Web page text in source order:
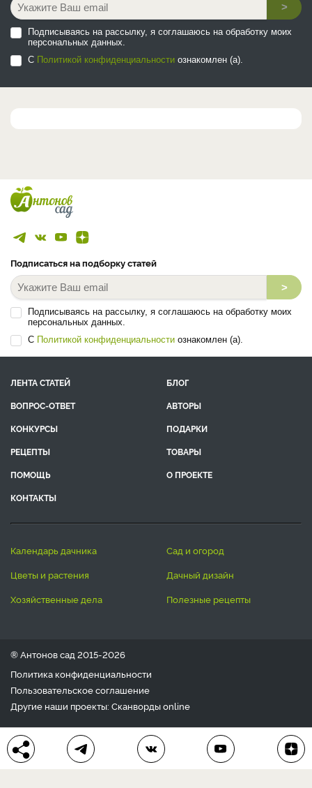
>
Подписываясь на рассылку, я соглашаюсь на обработку моих
персональных данных.
С Политикой конфиденциальности ознакомлен (а).
Подписаться на подборку статей
>
Подписываясь на рассылку, я соглашаюсь на обработку моих
персональных данных.
С Политикой конфиденциальности ознакомлен (а).
ЛЕНТА СТАТЕЙ
БЛОГ
ВОПРОС-ОТВЕТ
АВТОРЫ
КОНКУРСЫ
ПОДАРКИ
РЕЦЕПТЫ
ТОВАРЫ
ПОМОЩЬ
О ПРОЕКТЕ
КОНТАКТЫ
календарь дачника
сад и огород
цветы и растения
дачный дизайн
хозяйственные дела
полезные рецепты
® Антонов сад 2015-2026
Политика конфиденциальности
Пользовательское соглашение
Другие наши проекты: Сканвордыonline
Любое использование материала допускается только с
письменного согласия редакции